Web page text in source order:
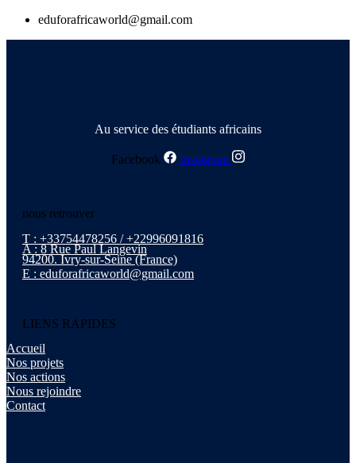
eduforafricaworld@gmail.com
Au service des étudiants africains
Facebook Instagram
nous retrouver
T : +33754478256 / +22996091816
A : 8 Rue Paul Langevin
94200. Ivry-sur-Seine (France)
E : eduforafricaworld@gmail.com
LIENS RAPIDES
Accueil
Nos projets
Nos actions
Nous rejoindre
Contact